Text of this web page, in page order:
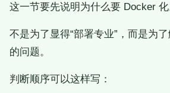
这一节要先说明为什么要 Docker 化
不是为了显得“部署专业”，而是为
的问题。
判断顺序可以这样写：